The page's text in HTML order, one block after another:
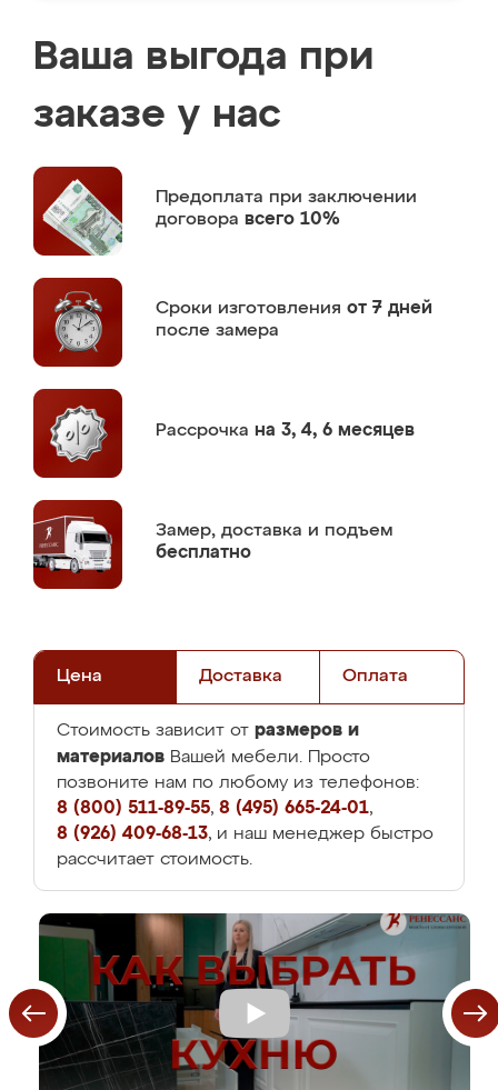
Ваша выгода при
заказе у нас
Предоплата при заключении
договора всего 10%
Сроки изготовления от 7 дней
после замера
Рассрочка на 3, 4, 6 месяцев
Замер, доставка и подъем
бесплатно
Цена Доставка Оплата
Стоимость зависит от размеров и
материалов Вашей мебели. Просто
позвоните нам по любому из телефонов:
8 (800) 511-89-55, 8 (495) 665-24-01,
8 (926) 409-68-13, и наш менеджер быстро
рассчитает стоимость.